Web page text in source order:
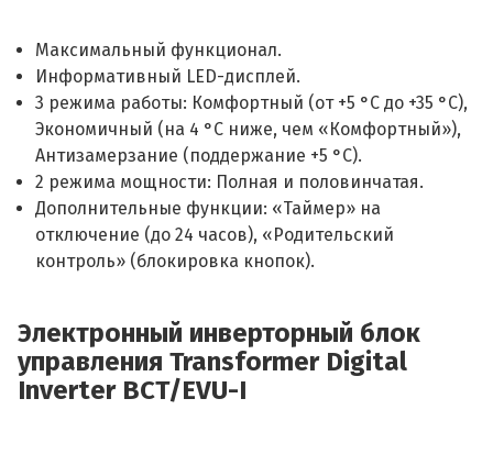
Максимальный функционал.
Информативный LED-дисплей.
3 режима работы: Комфортный (от +5 °C до +35 °C),
Экономичный (на 4 °C ниже, чем «Комфортный»),
Антизамерзание (поддержание +5 °C).
2 режима мощности: Полная и половинчатая.
Дополнительные функции: «Таймер» на
отключение (до 24 часов), «Родительский
контроль» (блокировка кнопок).
Электронный инверторный блок
управления Transformer Digital
Inverter BCT/EVU-I